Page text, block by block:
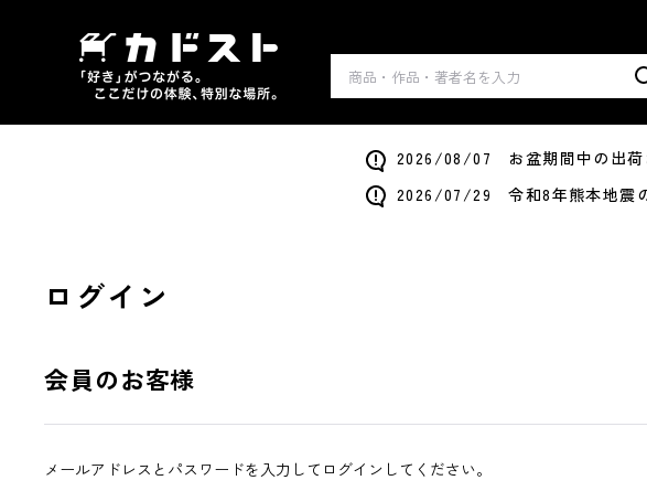
2026/08/07 お盆期間中の出荷
2026/07/29 令和8年熊本地震
ログイン
会員のお客様
メールアドレスとパスワードを入力してログインしてください。